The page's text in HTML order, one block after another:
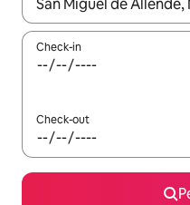
Check-in
Check-out